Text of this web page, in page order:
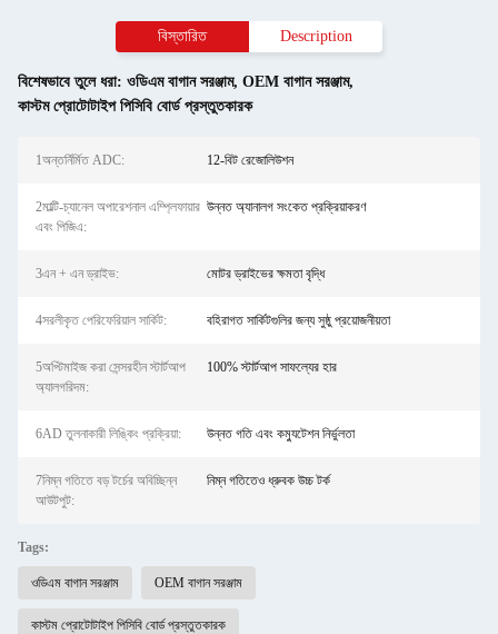
বিস্তারিত Description
বিশেষভাবে তুলে ধরা: ওডিএম বাগান সরঞ্জাম, OEM বাগান সরঞ্জাম,
কাস্টম প্রোটোটাইপ পিসিবি বোর্ড প্রস্তুতকারক
1অন্তর্নির্মিত ADC: 12-বিট রেজোলিউশন
2মাল্টি-চ্যানেল অপারেশনাল এম্প্লিফায়ার
এবং পিজিএ:
উন্নত অ্যানালগ সংকেত প্রক্রিয়াকরণ
3এন + এন ড্রাইভ: মোটর ড্রাইভের ক্ষমতা বৃদ্ধি
4সরলীকৃত পেরিফেরিয়াল সার্কিট: বহিরাগত সার্কিটগুলির জন্য সুষ্ঠু প্রয়োজনীয়তা
5অপ্টিমাইজ করা সেন্সরহীন স্টার্টআপ
অ্যালগরিদম:
100% স্টার্টআপ সাফল্যের হার
6AD তুলনাকারী লিঙ্কিং প্রক্রিয়া: উন্নত গতি এবং কম্যুটেশন নির্ভুলতা
7নিম্ন গতিতে বড় টর্চের অবিচ্ছিন্ন
আউটপুট:
নিম্ন গতিতেও ধ্রুবক উচ্চ টর্ক
Tags:
ওডিএম বাগান সরঞ্জাম OEM বাগান সরঞ্জাম
কাস্টম প্রোটোটাইপ পিসিবি বোর্ড প্রস্তুতকারক